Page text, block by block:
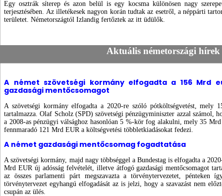
Egy osztrák síterep és azon belül is egy kocsma különösen nagy
terjesztésében. Az illetékesek nagyon korán tudtak az esetről, a néppárti
területet. Németországtól Izlandig fertőztek az itt üdülők.
Aktuális németországi hírek
A német szövetségi kormány elfogadta a 156 Mrd
gazdasági mentőcsomagot
A szövetségi kormány elfogadta a 2020-re szóló pótköltségvetést, mely
tartalmazza. Olaf Scholz (SPD) szövetségi pénzügyminiszter azzal számol,
a 2008-as pénzügyi válsághoz hasonlóan 5 %-kör fog alakulni, mely 35
fennmaradó 121 Mrd EUR a költségvetési többletkiadásokat fedezi.
A német gazdasági mentőcsomag fogadtatása
A szövetségi kormány, majd nagy többséggel a Bundestag is elfogadta a
Mrd EUR új adósság felvételét, illetve átfogó gazdasági mentőcsomagot
az összes parlamenti párt megszavazta a törvénytervezetet, pénteken
törvénytervezet egyhangú elfogadását az is jelzi, hogy a szavazást nem
csupán az ülés.